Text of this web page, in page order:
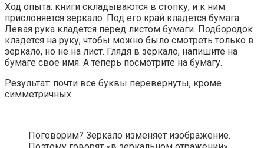
Ход опыта: книги складываются в стопку, и к ним
прислоняется зеркало. Под его край кладется бумага.
Левая рука кладется перед листом бумаги. Подбородок
кладется на руку, чтобы можно было смотреть только в
зеркало, но не на лист. Глядя в зеркало, напишите на
бумаге свое имя. А теперь посмотрите на бумагу.
Результат: почти все буквы перевернуты, кроме
симметричных.
Поговорим? Зеркало изменяет изображение.